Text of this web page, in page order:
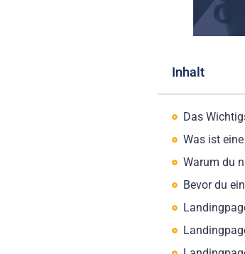
Inhalt
Das
Was ist
Warum du
Bevor du